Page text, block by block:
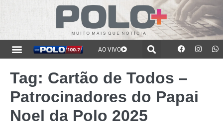
AO VIVO
Tag: Cartão de Todos –
Patrocinadores do Papai
Noel da Polo 2025